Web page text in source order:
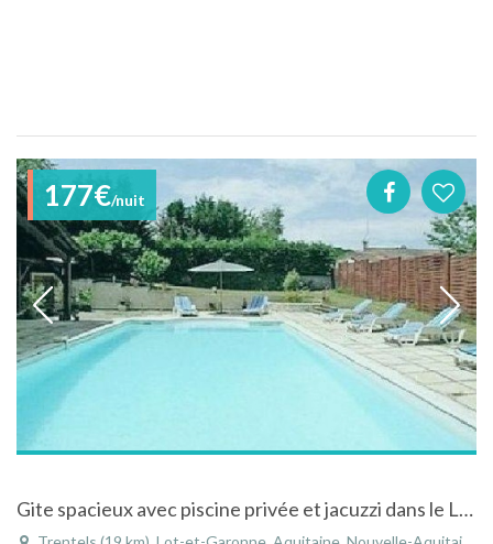
177€/nuit
Gite spacieux avec piscine privée et jacuzzi dans le Lot-et-Garonne